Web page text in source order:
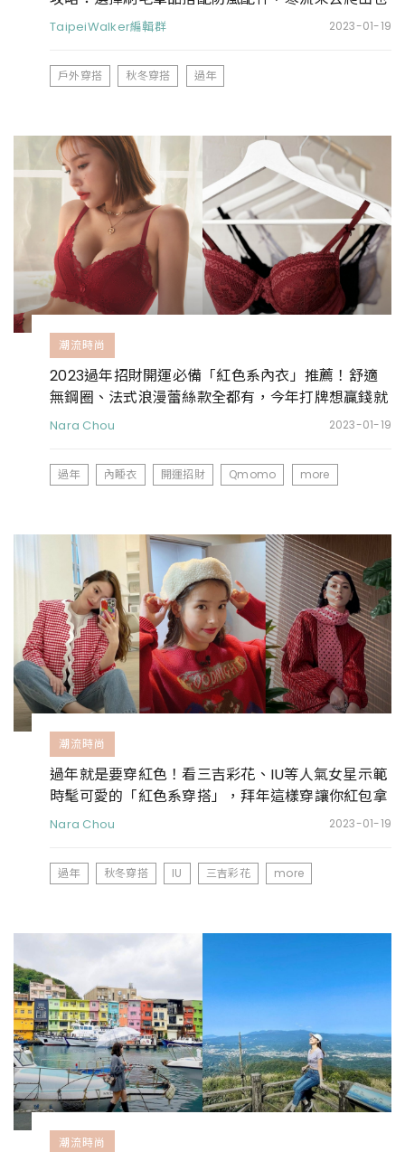
不怕
TaipeiWalker編輯群 2023-01-19
戶外穿搭 秋冬穿搭 過年
潮流時尚
2023過年招財開運必備「紅色系內衣」推薦！舒適
無鋼圈、法式浪漫蕾絲款全都有，今年打牌想贏錢就
靠它們
Nara Chou 2023-01-19
過年 內睡衣 開運招財 Qmomo more
潮流時尚
過年就是要穿紅色！看三吉彩花、IU等人氣女星示範
時髦可愛的「紅色系穿搭」，拜年這樣穿讓你紅包拿
滿滿
Nara Chou 2023-01-19
過年 秋冬穿搭 IU 三吉彩花 more
潮流時尚